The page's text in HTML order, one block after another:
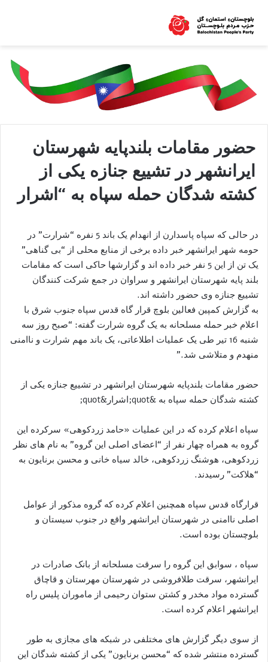
حضور مقامات بلندپایه شهرستان
ایرانشهر در تشییع جنازه یکی از
کشته شدگان حمله سپاه به “اشرار
در حالی که سپاه پاسدارن از انهدام یک باند 5 نفره “شرارت” در
حومه شهر ایرانشهر خبر داده برخی از منابع محلی از “بی گناهی”
یک تن از این 5 نفر خبر داده اند و گزارشها حاکی است که مقامات
بلند پایه شهرستان ایرانشهر و سراوان در جمع شرکت کنندگان
تشییع جنازه وی حضور داشته اند.
به گزارش کمپین فعالین بلوچ قرار گاه قدس سپاه جنوب شرق با
اعلام خبر حمله مسلحانه به یک گروه شرارت گفته: “صبح روز سه
شنبه 16 تیر طی یک عملیات اطلاعاتی، یک باند مهم شرارت و ناامنی
منهدم و متلاشی شد.”
حضور مقامات بلندپایه شهرستان ایرانشهر در تشییع جنازه یکی از
کشته شدگان حمله سپاه به &quot;اشرار&quot;
سپاه اعلام کرده که در این عملیات «حامد زردکوهی» سرکرده این
گروه به همراه چهار نفر از “اعضای اصلی این گروه” به نام های نظر
زردکوهی، هوشنگ زردکوهی، خالد سیاه خانی و محسن برنایون به
“هلاکت” رسیدند.
قرارگاه قدس سپاه همچنین اعلام کرده که گروه مذکور از عوامل
اصلی ناامنی در شهرستان ایرانشهر واقع در جنوب سیستان و
بلوچستان بوده است.
سپاه ، سوابق این گروه را سرقت مسلحانه از بانک صادرات در
ایرانشهر، سرقت طلافروشی در شهرستان مهرستان و قاچاق
گسترده مواد مخدر و کشتن ستوان رحیمی از ماموران پلیس راه
ایرانشهر اعلام کرده است.
از سوی دیگر گزارش های مختلفی در شبکه های مجازی به طور
گسترده منتشر شده که “محسن برنایون” یکی از کشته شدگان این